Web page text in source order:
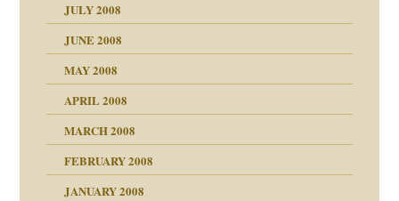
JULY 2008
Juni 2008
JUNE 2008
MAY 2008
APRIL 2008
MARCH 2008
FEBRUARY 2008
JANUARY 2008